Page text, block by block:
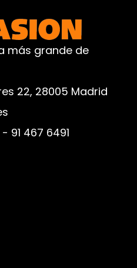
más grande de
22, 28005 Madrid
- 91 467 6491